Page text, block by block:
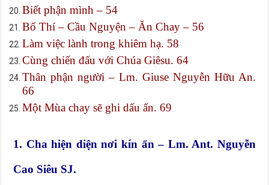
Biết phận mình – 54
Bố Thí – Cầu Nguyện – Ăn Chay – 56
Làm việc lành trong khiêm hạ. 58
Cùng chiến đấu với Chúa Giêsu. 64
Thân phận người – Lm. Giuse Nguyễn Hữu An.
66
Một Mùa chay sẽ ghi dấu ấn. 69
1. Cha hiện diện nơi kín ẩn – Lm. Ant. Nguyễn
Cao Siêu SJ.